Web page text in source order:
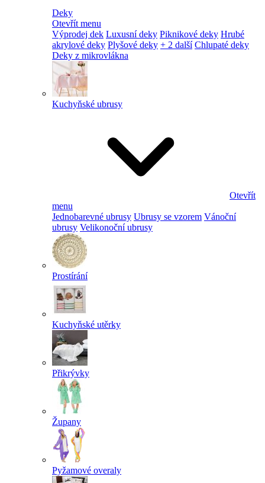
Deky
Otevřít menu
Výprodej dek Luxusní deky Piknikové deky Hrubé
akrylové deky Plyšové deky + 2 další Chlupaté deky
Deky z mikrovlákna
Kuchyňské ubrusy
Otevřít
menu
Jednobarevné ubrusy Ubrusy se vzorem Vánoční
ubrusy Velikonoční ubrusy
Prostírání
Kuchyňské utěrky
Přikrývky
Župany
Pyžamové overaly